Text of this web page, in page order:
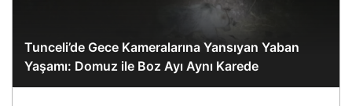
Tunceli’de Gece Kameralarına Yansıyan Yaban
Yaşamı: Domuz ile Boz Ayı Aynı Karede